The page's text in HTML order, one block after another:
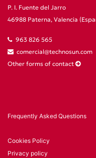
P. I. Fuente del Jarro
46988 Paterna, Valencia
963 826 565
comercial@technosun.com
Other forms of contact
Frequently Asked Questions
Cookies Policy
Privacy policy